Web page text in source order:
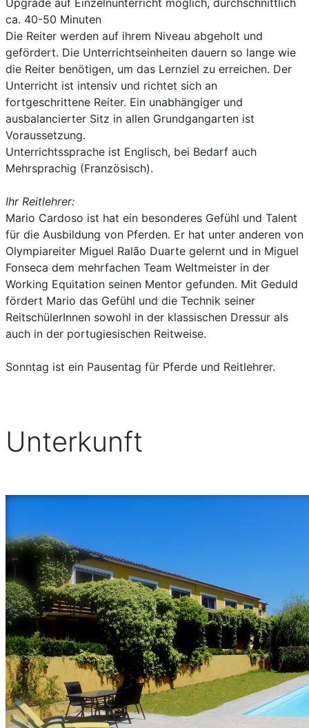
Upgrade auf Einzelnunterricht möglich, durchschnittlich
ca. 40-50 Minuten
Die Reiter werden auf ihrem Niveau abgeholt und
gefördert. Die Unterrichtseinheiten dauern so lange wie
die Reiter benötigen, um das Lernziel zu erreichen. Der
Unterricht ist intensiv und richtet sich an
fortgeschrittene Reiter. Ein unabhängiger und
ausbalancierter Sitz in allen Grundgangarten ist
Voraussetzung.
Unterrichtssprache ist Englisch, bei Bedarf auch
Mehrsprachig (Französisch).
Ihr Reitlehrer:
Mario Cardoso ist hat ein besonderes Gefühl und Talent
für die Ausbildung von Pferden. Er hat unter anderen von
Olympiareiter Miguel Ralão Duarte gelernt und in Miguel
Fonseca dem mehrfachen Team Weltmeister in der
Working Equitation seinen Mentor gefunden. Mit Geduld
fördert Mario das Gefühl und die Technik seiner
ReitschülerInnen sowohl in der klassischen Dressur als
auch in der portugiesischen Reitweise.
Sonntag ist ein Pausentag für Pferde und Reitlehrer.
Unterkunft